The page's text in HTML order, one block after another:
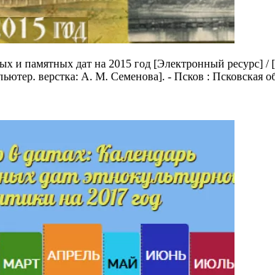
и памятных дат на 2015 год [Электронный ресурс] /
верстка: А. М. Семенова]. - Псков : Псковская